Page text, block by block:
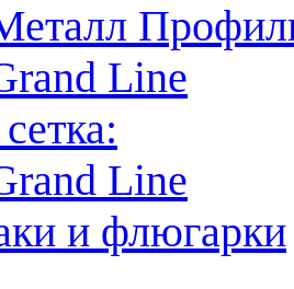
Line
Line
и флюгарки